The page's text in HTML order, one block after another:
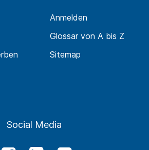
Anmelden
Glossar von A bis Z
Sitemap
Social Media